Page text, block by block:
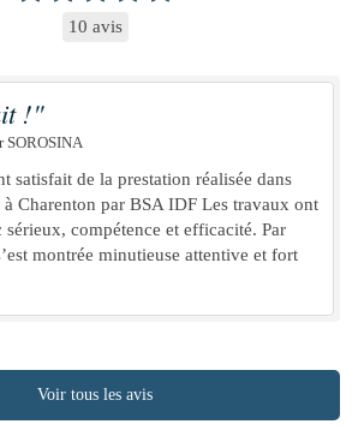
10 avis
!"
SOROSINA
satisfait de la prestation réalisée dans
Charenton par BSA IDF Les travaux ont
sérieux, compétence et efficacité. Par
montrée minutieuse attentive et fort
Voir tous les avis